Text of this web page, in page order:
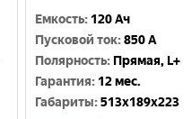
Емкость: 120 Ач
Пусковой ток:850 A
Полярность: Прямая, L+
Гарантия: 12 мес.
Габариты:513x189x223